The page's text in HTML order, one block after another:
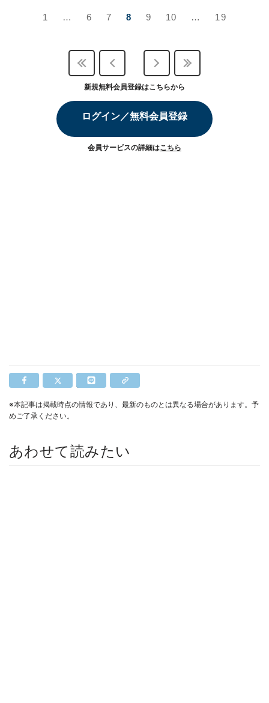
1 … 6 7 8 9 10 … 19
新規無料会員登録はこちらから
ログイン／無料会員登録
会員サービスの詳細はこちら
※本記事は掲載時点の情報であり、最新のものとは異なる場合があります。予
めご了承ください。
あわせて読みたい